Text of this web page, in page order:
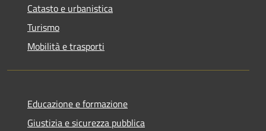
Catasto e urbanistica
Turismo
Mobilità e trasporti
Educazione e formazione
Giustizia e sicurezza pubblica